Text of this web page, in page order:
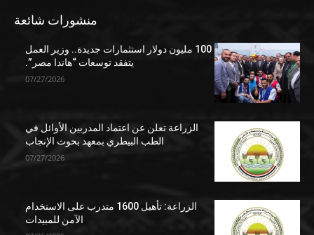
منشورات شائعة
100 مليون دولار استثمارات جديدة.. وزير العمل
يتفقد توسعات “هاندا مصر”.
07/27/2026
الزراعة تعلن عن اعتماد المدربين الأوائل في
الطب البيطري بمعهد بحوث الإنجاب
07/27/2026
الزراعة: تأهيل 1600 متدرب على الاستخدام
الآمن للمبيدات